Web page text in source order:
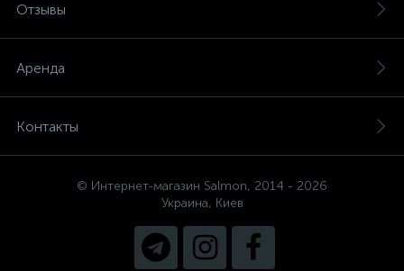
Отзывы
Аренда
Контакты
© Интернет-магазин Salmon, 2014 - 2026
Украина, Киев